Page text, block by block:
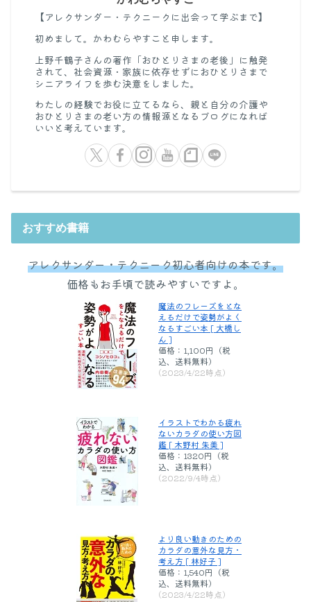
【アレクサンダー・テクニークに出会って学ぶまで】
初めまして。かわむらやすこと申します。
上野千鶴子さんの著作「おひとりさまの老後」に触発
されて、社会資源・家族に依存せずにおひとりさまで
シニアライフを歩む決意をしました。
わたしの経験でお役に立てるなら、親と自分の介護や
おひとりさまの老い方の情報源となるブログになれば
いいと考えています。
おすすめ書籍
アレクサンダー・テクニーク初心者向けの本です。
価格もお手頃で読みやすいですよ。
魔法のフレーズをとな
えるだけで姿勢がよく
なるすごい本 [ 大橋し
ん ]
価格：1,100円（税
込、送料無料)
(2023/4/22時点)
イラストでわかる疲れ
ないカラダの使い方図
鑑 [ 木野村 朱美 ]
価格：1320円（税
込、送料無料)
(2022/9/4時点)
より良い動きのための
カラダの意外な見方・
考え方 [ 林好子 ]
価格：1,540円（税
込、送料無料)
(2023/4/22時点)